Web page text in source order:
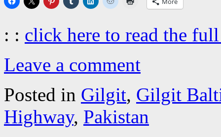
: : click here to read the
Leave a comment
Posted in Gilgit, Gilgit
Highway, Pakistan